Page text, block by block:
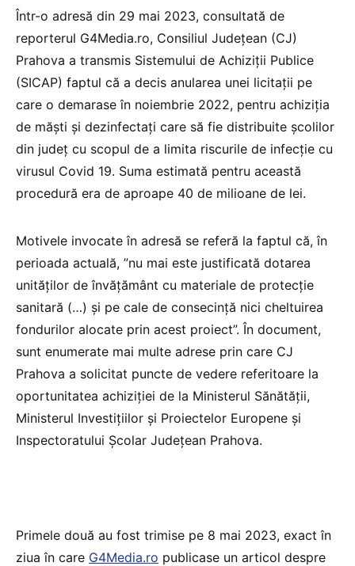
Într-o adresă din 29 mai 2023, consultată de
reporterul G4Media.ro, Consiliul Județean (CJ)
Prahova a transmis Sistemului de Achiziții Publice
(SICAP) faptul că a decis anularea unei licitații pe
care o demarase în noiembrie 2022, pentru achiziția
de măști și dezinfectați care să fie distribuite școlilor
din județ cu scopul de a limita riscurile de infecție cu
virusul Covid 19. Suma estimată pentru această
procedură era de aproape 40 de milioane de lei.
Motivele invocate în adresă se referă la faptul că, în
perioada actuală, ”nu mai este justificată dotarea
unităților de învățământ cu materiale de protecție
sanitară (…) și pe cale de consecință nici cheltuirea
fondurilor alocate prin acest proiect”. În document,
sunt enumerate mai multe adrese prin care CJ
Prahova a solicitat puncte de vedere referitoare la
oportunitatea achiziției de la Ministerul Sănătății,
Ministerul Investițiilor și Proiectelor Europene și
Inspectoratului Școlar Județean Prahova.
Primele două au fost trimise pe 8 mai 2023, exact în
ziua în care G4Media.ro publicase un articol despre